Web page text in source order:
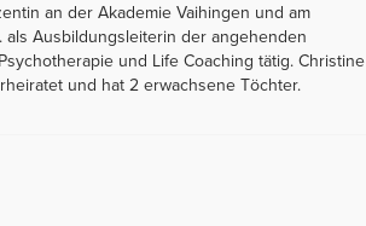
an der Akademie Vaihingen und am
Ausbildungsleiterin der angehenden
und Life Coaching tätig. Christine
und hat 2 erwachsene Töchter.